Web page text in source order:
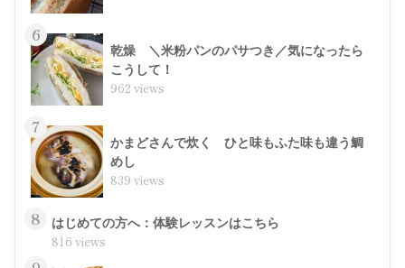
6
乾燥 ＼米粉パンのパサつき／気になったら
こうして！
962 views
7
かまどさんで炊く ひと味もふた味も違う鯛
めし
839 views
8 はじめての方へ：体験レッスンはこちら
816 views